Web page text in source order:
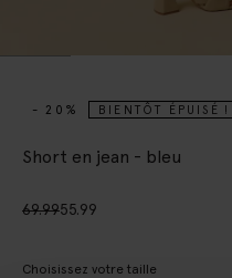
- 20% BIENTÔT ÉPUISÉ !
Short en jean - bleu
69.9955.99
Choisissez votre taille